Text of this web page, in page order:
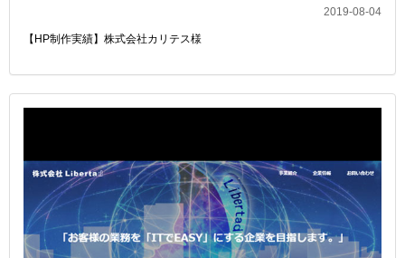
2019-08-04
【HP制作実績】株式会社カリテス様